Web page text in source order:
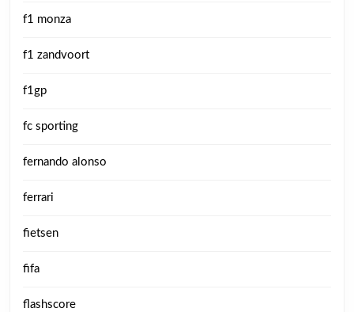
f1 monza
f1 zandvoort
f1gp
fc sporting
fernando alonso
ferrari
fietsen
fifa
flashscore